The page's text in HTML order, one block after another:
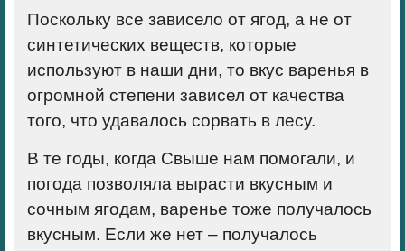
Поскольку все зависело от ягод, а не от
синтетических веществ, которые
используют в наши дни, то вкус варенья в
огромной степени зависел от качества
того, что удавалось сорвать в лесу.
В те годы, когда Свыше нам помогали, и
погода позволяла вырасти вкусным и
сочным ягодам, варенье тоже получалось
вкусным. Если же нет – получалось